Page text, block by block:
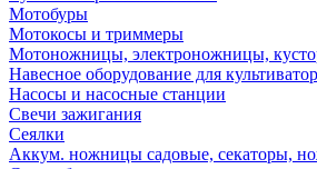
Мотобуры
Мотокосы и триммеры
Мотоножницы, электроножницы,
Навесное оборудование для
Насосы и насосные станции
Свечи зажигания
Сеялки
Аккум. ножницы садовые, секаторы,